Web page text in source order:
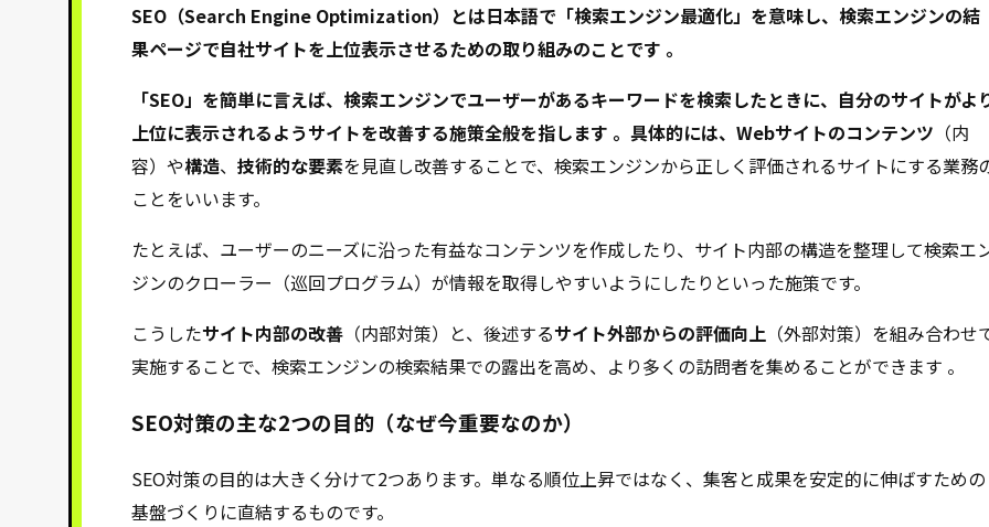
SEO（Search Engine Optimization）とは日本語で「検索エンジン最適化」を意味し、検索エンジンの結
果ページで自社サイトを上位表示させるための取り組みのことです 。
「SEO」を簡単に言えば、検索エンジンでユーザーがあるキーワードを検索したときに、自分のサイトがよ
上位に表示されるようサイトを改善する施策全般を指します 。具体的には、Webサイトのコンテンツ （内
容）や構造、 技術的な要素を見直し改善することで、検索エンジンから正しく評価されるサイトにする業務
ことをいいます。
たとえば、ユーザーのニーズに沿った有益なコンテンツを作成したり、サイト内部の構造を整理して検索エ
ジンのクローラー（巡回プログラム）が情報を取得しやすいようにしたりといった施策です。
こうしたサイト内部の改善（内部対策）と、後述するサイト外部からの評価向上 （外部対策）を組み合わせ
実施することで、検索エンジンの検索結果での露出を高め、より多くの訪問者を集めることができます 。
SEO対策の主な2つの目的（なぜ今重要なのか）
SEO対策の目的は大きく分けて2つあります。単なる順位上昇ではなく、集客と成果を安定的に伸ばすための
基盤づくりに直結するものです。